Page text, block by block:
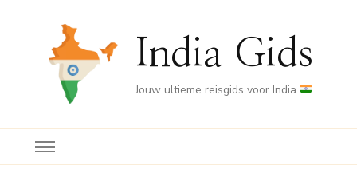
India Gids
Jouw ultieme reisgids voor India